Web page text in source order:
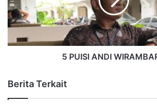
5 PUISI ANDI
Berita Terkait